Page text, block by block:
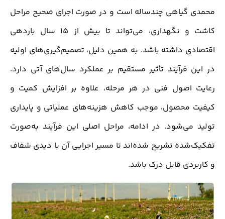
محمدی گیاهی چندساله است و در صورت اجرای صحیح مراحل
کاشت و نگهداری، می‌تواند تا بیش از ۱۵ سال باردهی
اقتصادی داشته باشد. به همین دلیل، تصمیم‌گیری‌های اولیه
در این فرآیند تأثیر مستقیم بر عملکرد سال‌های آتی دارد.
رعایت اصول فنی در هر مرحله، علاوه بر افزایش کمیت و
کیفیت محصول، موجب کاهش هزینه‌های عملیاتی و پایداری
تولید می‌شود. در ادامه، مراحل اصلی این فرآیند به‌صورت
تفکیک‌شده تشریح شده‌اند تا مسیر اجرایی آن با دیدی شفاف
و کاربردی قابل درک باشد.